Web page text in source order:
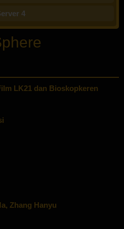
4
LK21 dan Bioskopkeren
, Zhang Hanyu